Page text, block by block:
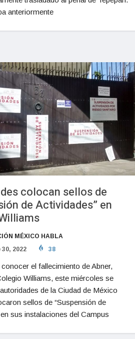
anteriormente
colocan sellos de
de Actividades” en
MÉXICO HABLA
2022
38
el fallecimiento de Abner,
Williams, este miércoles se
de la Ciudad de México
sellos de “Suspensión de
sus instalaciones del Campus